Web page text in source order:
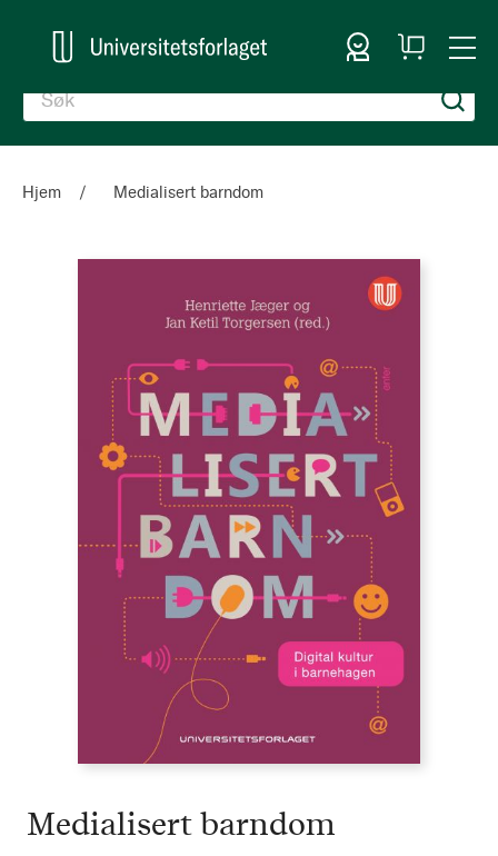
Logg inn
Handlekurv
Hjem Medialisert barndom
Medialisert barndom